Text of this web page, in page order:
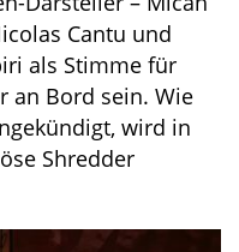
Cantu und
als Stimme für
an Bord sein. Wie
wird in
Shredder